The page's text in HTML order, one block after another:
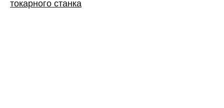
токарного станка